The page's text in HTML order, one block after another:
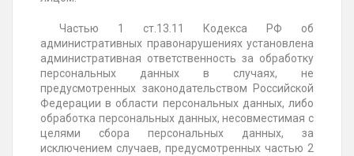
Частью 1 ст.13.11 Кодекса РФ об
административных правонарушениях установлена
административная ответственность за обработку
персональных данных в случаях, не
предусмотренных законодательством Российской
Федерации в области персональных данных, либо
обработка персональных данных, несовместимая с
целями сбора персональных данных, за
исключением случаев, предусмотренных частью 2